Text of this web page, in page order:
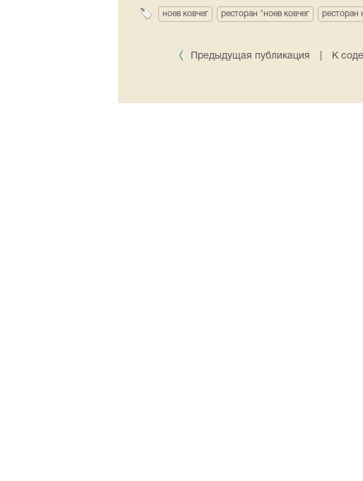
ноев ковчег ресторан "ноев ковчег ресторан
Предыдущая публикация К